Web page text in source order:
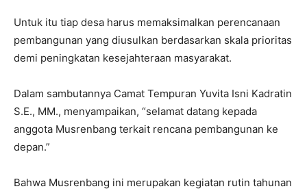
Untuk itu tiap desa harus memaksimalkan perencanaan
pembangunan yang diusulkan berdasarkan skala prioritas
demi peningkatan kesejahteraan masyarakat.
Dalam sambutannya Camat Tempuran Yuvita Isni Kadratin
S.E., MM., menyampaikan, “selamat datang kepada
anggota Musrenbang terkait rencana pembangunan ke
depan.”
Bahwa Musrenbang ini merupakan kegiatan rutin tahunan